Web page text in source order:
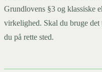
Grundlovens §3 og klassiske
virkelighed. Skal du bruge det
du på rette sted.